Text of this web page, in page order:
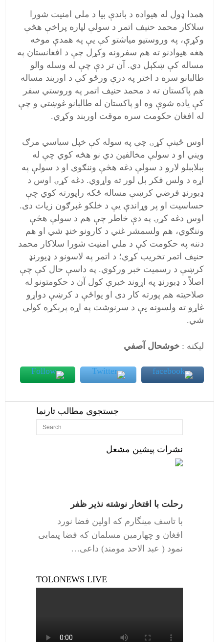
همدا ډول له هيواده د باندې بيا د ملي امنيت شورا
سلاکار محمد حنيف اتمر د سولې لپاره پراخې هڅې
وکړې، په وروستيو مياشتو کې يې په همدې موخه
هغه هيوادنو ته هم سفرونه وکړل چې د افغانستان په
مساله کې ښکېل دي. آن تر دې چې له وسله والو
طالبانو سره د اختر په درې ورځو کې د اوربند مساله
هم پاکستان ته د محمد حنيف اتمر په وروستي سفر
کې ياده شوې وه او پاکستان له طالبانو غوښتي و چې
له افغان حکومت سره موقت اوربند وکړي.
اوس ځينې کړۍ چې په سوله کې خپل سياسي مرګ
ویني او د سولې مخالفين دي نو هڅه کوي چې له
بېلابېلو لارو د سولې دغه هڅې وننګوي او د سولې په
اړه د ولس فکر بل لور ته واړوي. دغه کړۍ اوس د
ډيورنډ فرضي کرښې مساله ځکه راپورته کوي چې
حساسيت او پر وړاندې يې د خلکو غبرګون زیات دی.
اوس دغه کړۍ په دې خاطر چې هم د سولې هڅې
وننګوي، هم ولسمشر غني د کارونو خنډ شي او هم
دننه په حکومت کې د ملي امنيت شورا سلاکار محمد
حنيف اتمر تخريب کړي؛ د اتمر په لاسونو د ډيورنډ
کرښې د رسميت خبر ورکوي. په داسې حال کې چې
اصلاً د ډيورنډ په اړوند خبرې کول آن د حکومتونو له
صلاحيته هم پورته کار دی او يواځې د کرښې دواړو
غاړو ته ولسونه يې د سرنوشت په اړه پرېکړه کولی
شي.
لیکنه : خوشحال آصفي
جستجوی مطالب تارنما
نشرات پیشین مشعل
رحلت با افتخار نوشته نذیر ظفر
با تاسف مینگارم که اولین فضا نورد
افغان و چهارمین مسلمان که فضا پیمایی
نمود ( عبد الاحد مومند) داعی…
TOLONEWS LIVE